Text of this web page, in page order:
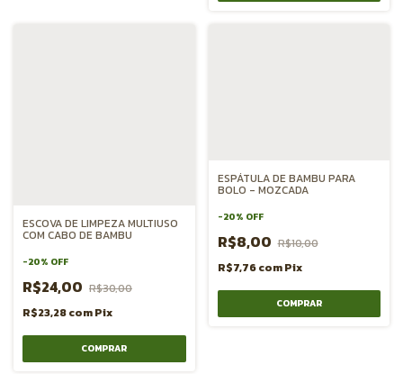
ESCOVA DE LIMPEZA MULTIUSO
COM CABO DE BAMBU
-20% OFF
R$24,00 R$30,00
R$23,28comPix
COMPRAR
ESPÁTULA DE BAMBU PARA
BOLO - MOZCADA
-20% OFF
R$8,00 R$10,00
R$7,76comPix